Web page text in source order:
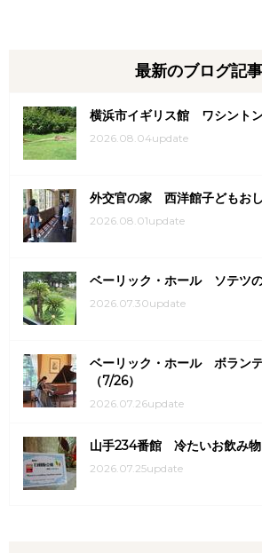
最新のブログ記事
横浜市イギリス館 ワシント
2026.08.04update
外交官の家 西洋館子どもお
2026.08.01update
ベーリック・ホール ソテツ
2026.07.30update
ベーリック・ホール ボラン
（7/26）
2026.07.26update
山手234番館 冷たいお飲み物
2026.07.25update